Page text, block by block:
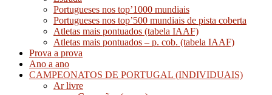
Portugueses nos top’1000 mundiais
Portugueses nos top’500 mundiais de pista coberta
Atletas mais pontuados (tabela IAAF)
Atletas mais pontuados – p. cob. (tabela IAAF)
Prova a prova
Ano a ano
CAMPEONATOS DE PORTUGAL (INDIVIDUAIS)
Ar livre